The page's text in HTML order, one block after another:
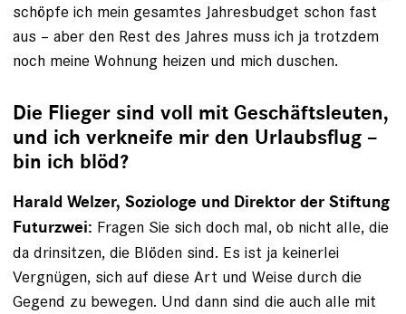
schöpfe ich mein gesamtes Jahresbudget schon fast
aus – aber den Rest des Jahres muss ich ja trotzdem
noch meine Wohnung heizen und mich duschen.
Die Flieger sind voll mit Geschäftsleuten,
und ich verkneife mir den Urlaubsflug –
bin ich blöd?
Harald Welzer, Soziologe und Direktor der Stiftung
Futurzwei: ­Fragen Sie sich doch mal, ob nicht alle, die
da drinsitzen, die Blöden sind. Es ist ja keinerlei
Vergnügen, sich auf diese Art und Weise durch die
Gegend zu bewegen. Und dann sind die auch alle mit